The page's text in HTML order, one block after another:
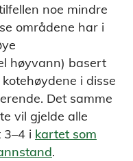
noe mindre
områdene har i
høyvann) basert
i disse
Det samme
vil gjelde alle
i kartet som
.